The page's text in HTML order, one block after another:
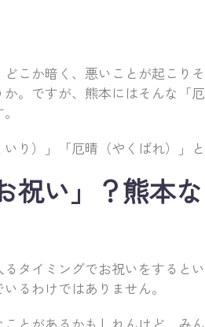
どこか暗く、悪いことが起こ
。ですが、熊本にはそんな「
り）」「厄晴（やくばれ）」と
祝い」？熊本
タイミングでお祝いをすると
るわけではありません。